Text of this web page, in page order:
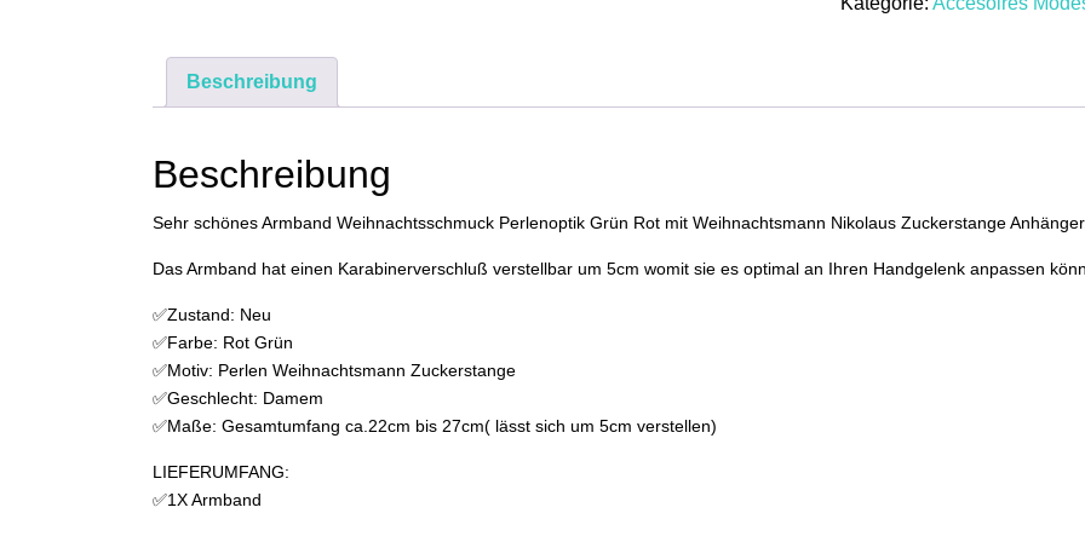
Rot
Beschreibung
Beschreibung
Sehr schönes Armband Weihnachtsschmuck Perlenoptik Grün Rot mit Weihnachtsmann Nikolaus Zuckerstange Anhänger.
Das Armband hat einen Karabinerverschluß verstellbar um 5cm womit sie es optimal an Ihren Handgelenk anpassen
✅Zustand: Neu
✅Farbe: Rot Grün
✅Motiv: Perlen Weihnachtsmann Zuckerstange
✅Geschlecht: Damem
✅Maße: Gesamtumfang ca.22cm bis 27cm( lässt sich um 5cm verstellen)
LIEFERUMFANG:
✅1X Armband